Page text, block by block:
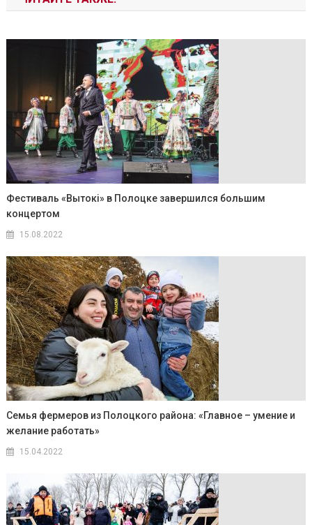
Фестиваль «Вытокi» в Полоцке завершился большим
концертом
15.08.2022
Семья фермеров из Полоцкого района: «Главное – умение и
желание работать»
15.04.2022